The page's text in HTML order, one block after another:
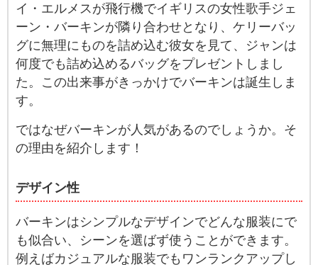
イ・エルメスが飛行機でイギリスの女性歌手ジェ
ーン・バーキンが隣り合わせとなり、ケリーバッ
グに無理にものを詰め込む彼女を見て、ジャンは
何度でも詰め込めるバッグをプレゼントしまし
た。この出来事がきっかけでバーキンは誕生しま
す。
ではなぜバーキンが人気があるのでしょうか。そ
の理由を紹介します！
デザイン性
バーキンはシンプルなデザインでどんな服装にで
も似合い、シーンを選ばず使うことができます。
例えばカジュアルな服装でもワンランクアップし